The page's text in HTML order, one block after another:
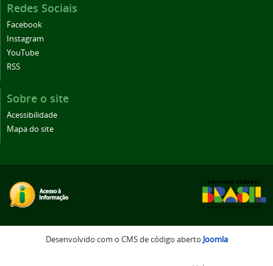
Redes Sociais
Facebook
Instagram
YouTube
RSS
Sobre o site
Acessibilidade
Mapa do site
Desenvolvido com o CMS de código aberto Joomla